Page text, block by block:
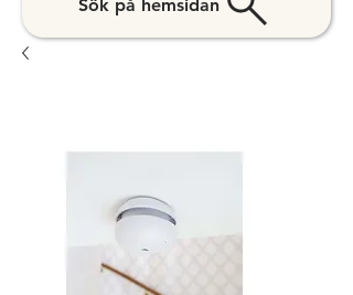
Sök på hemsidan